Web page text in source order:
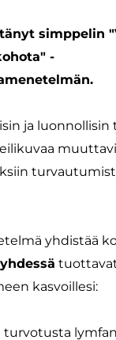
simppelin
-
ja luonnollisin
yhdistää
yhdessä
kasvoillesi:
turvotusta